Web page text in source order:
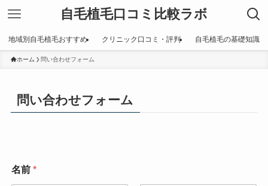
自毛植毛口コミ比較ラボ
地域別自毛植毛おすすめ クリニック口コミ・評判 自毛植毛の基礎知識
ホーム 問い合わせフォーム
問い合わせフォーム
メ
ン
名前 *